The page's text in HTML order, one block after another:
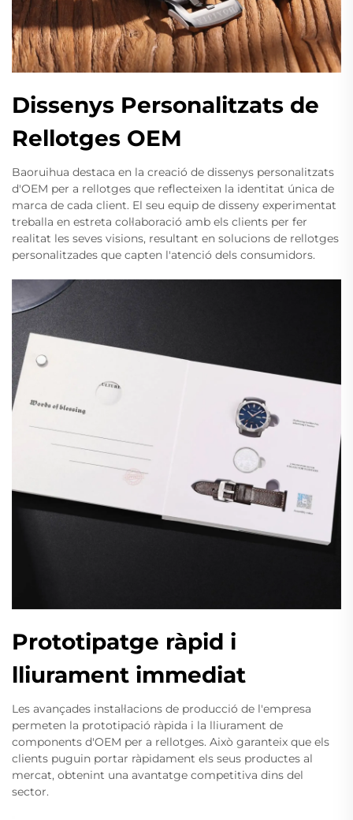
Dissenys Personalitzats de
Rellotges OEM
Baoruihua destaca en la creació de dissenys personalitzats
d'OEM per a rellotges que reflecteixen la identitat única de
marca de cada client. El seu equip de disseny experimentat
treballa en estreta col·laboració amb els clients per fer
realitat les seves visions, resultant en solucions de rellotges
personalitzades que capten l'atenció dels consumidors.
Prototipatge ràpid i
lliurament immediat
Les avançades instal·lacions de producció de l'empresa
permeten la prototipació ràpida i la lliurament de
components d'OEM per a rellotges. Això garanteix que els
clients puguin portar ràpidament els seus productes al
mercat, obtenint una avantatge competitiva dins del
sector.